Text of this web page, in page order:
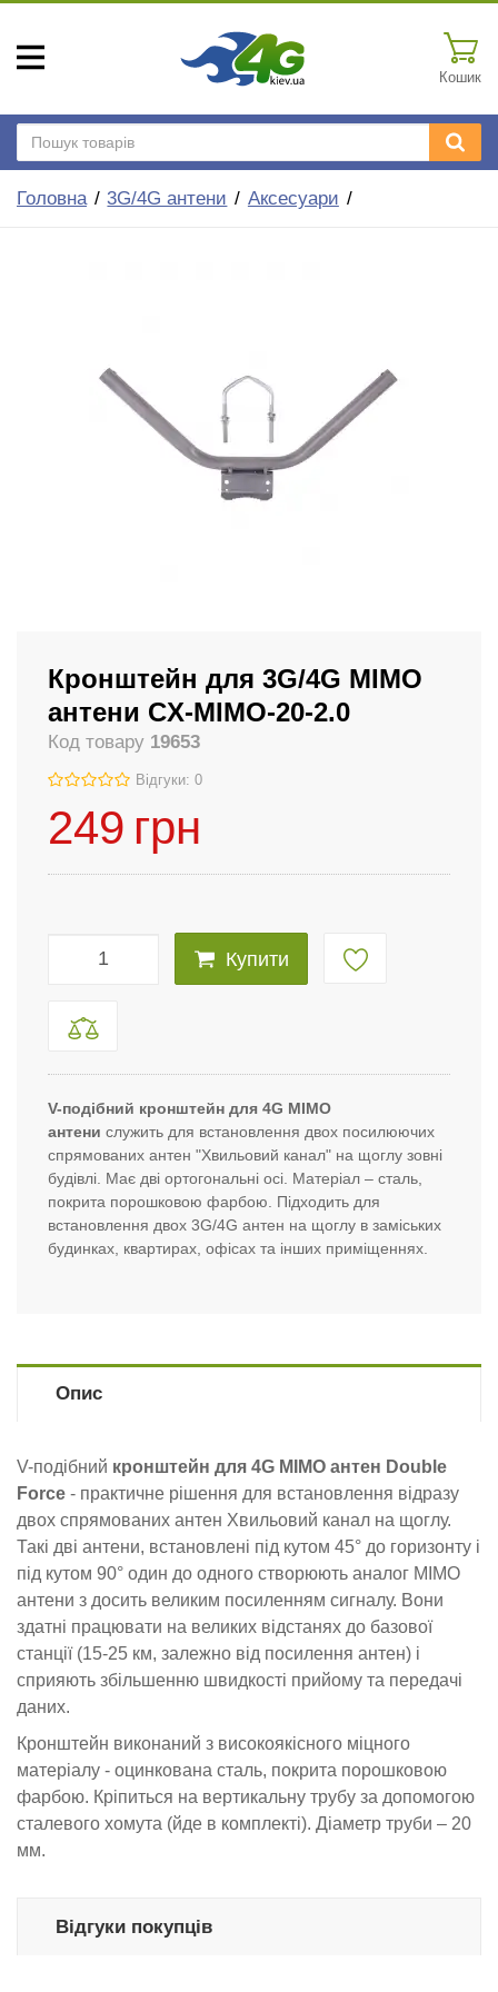
Кошик
Головна 3G/4G антени Аксесуари
Кронштейн для 3G/4G MIMO
антени CX-MIMO-20-2.0
Код товару 19653
Відгуки: 0
249 грн
Купити
V-подібний кронштейн для 4G MIMO
антени служить для встановлення двох посилюючих
спрямованих антен "Хвильовий канал" на щоглу зовні
будівлі. Має дві ортогональні осі. Матеріал – сталь,
покрита порошковою фарбою. Підходить для
встановлення двох 3G/4G антен на щоглу в заміських
будинках, квартирах, офісах та інших приміщеннях.
Опис
V-подібний кронштейн для 4G MIMO антен Double
Force - практичне рішення для встановлення відразу
двох спрямованих антен Хвильовий канал на щоглу.
Такі дві антени, встановлені під кутом 45° до горизонту і
під кутом 90° один до одного створюють аналог MIMO
антени з досить великим посиленням сигналу. Вони
здатні працювати на великих відстанях до базової
станції (15-25 км, залежно від посилення антен) і
сприяють збільшенню швидкості прийому та передачі
даних.
Кронштейн виконаний з високоякісного міцного
матеріалу - оцинкована сталь, покрита порошковою
фарбою. Кріпиться на вертикальну трубу за допомогою
сталевого хомута (йде в комплекті). Діаметр труби – 20
мм.
Відгуки покупців